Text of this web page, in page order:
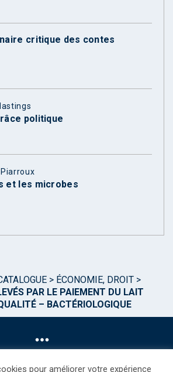
critique des contes
politique
et les microbes
> ÉCONOMIE, DROIT >
PAR LE PAIEMENT DU LAIT
– BACTÉRIOLOGIQUE
pour améliorer votre expérience